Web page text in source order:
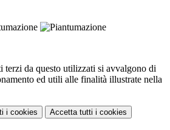
terzi da questo utilizzati si avvalgono di
ed utili alle finalità illustrate nella
i cookies Accetta tutti i cookies